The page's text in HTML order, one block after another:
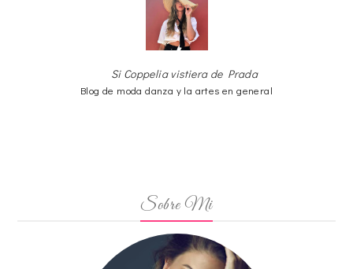
Si Coppelia vistiera de Prada
Blog de moda danza y la artes en general
Sobre Mi